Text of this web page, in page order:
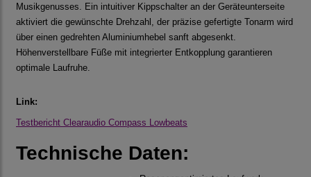
Musikgenusses. Ein intuitiver Kippschalter an der Geräteunterseite
aktiviert die gewünschte Drehzahl, der präzise gefertigte Tonarm wird
über einen gedrehten Aluminiumhebel sanft abgesenkt.
Höhenverstellbare Füße mit integrierter Entkopplung garantieren
optimale Laufruhe.
Link:
Testbericht Clearaudio Compass Lowbeats
Technische Daten: